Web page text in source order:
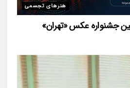
هنرهای تجسمی
جشنواره عکس «تهران»